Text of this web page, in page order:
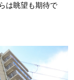
は眺望も期待で